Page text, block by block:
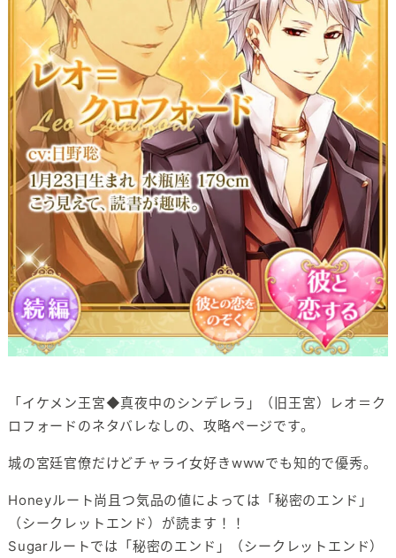
「イケメン王宮◆真夜中のシンデレラ」（旧王宮）レオ＝ク
ロフォードのネタバレなしの、攻略ページです。
城の宮廷官僚だけどチャライ女好きwwwでも知的で優秀。
Honeyルート尚且つ気品の値によっては「秘密のエンド」
（シークレットエンド）が読ます！！
Sugarルートでは「秘密のエンド」（シークレットエンド）